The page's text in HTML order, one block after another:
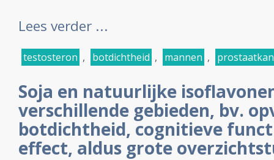
Lees verder ...
testosteron , botdichtheid , mannen ,
Soja en natuurlijke
verschillende gebieden, bv.
botdichtheid, cognitieve
effect, aldus grote